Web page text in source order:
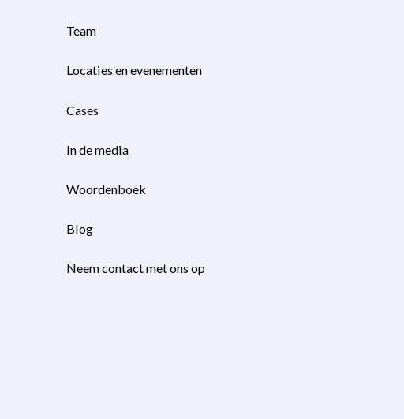
Team
Locaties en evenementen
Cases
In de media
Woordenboek
Blog
Neem contact met ons op